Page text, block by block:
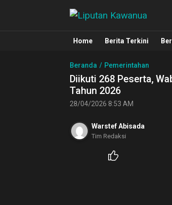
Liputan Kawanua
Berita Manado,
Home Berita Terkini
Beranda Pemerintahan
Diikuti 268 Peserta,
Tahun 2026
28/04/2026 8:53 AM
Warstef Abisada
Tim Redaksi